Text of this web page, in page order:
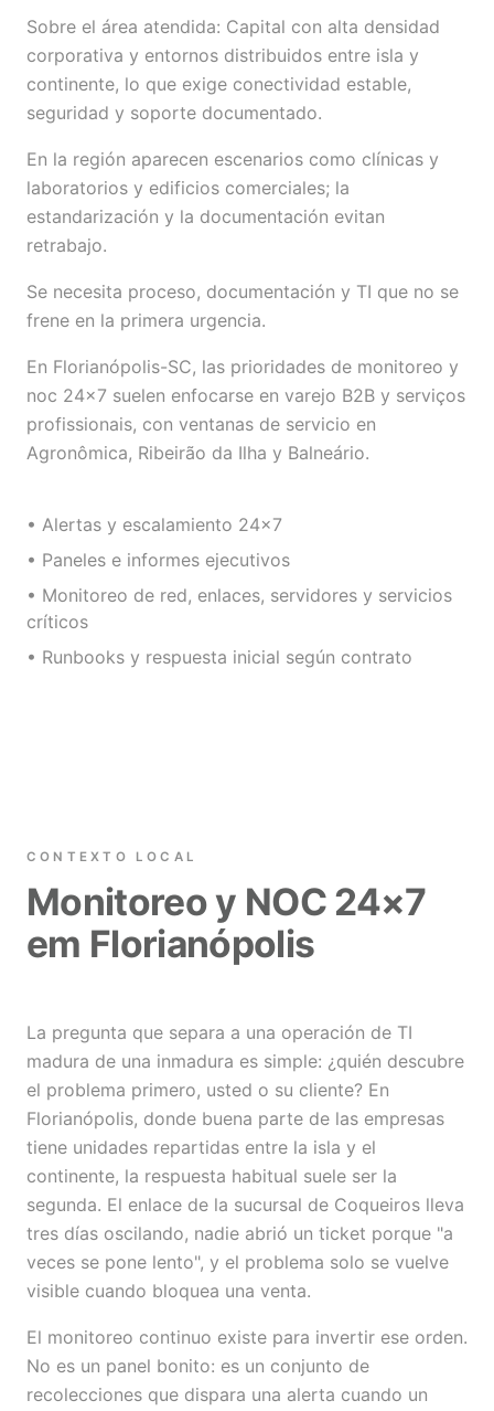
Sobre el área atendida: Capital con alta densidad
corporativa y entornos distribuidos entre isla y
continente, lo que exige conectividad estable,
seguridad y soporte documentado.
En la región aparecen escenarios como clínicas y
laboratorios y edificios comerciales; la
estandarización y la documentación evitan
retrabajo.
Se necesita proceso, documentación y TI que no se
frene en la primera urgencia.
En Florianópolis-SC, las prioridades de monitoreo y
noc 24×7 suelen enfocarse en varejo B2B y serviços
profissionais, con ventanas de servicio en
Agronômica, Ribeirão da Ilha y Balneário.
• Alertas y escalamiento 24×7
• Paneles e informes ejecutivos
• Monitoreo de red, enlaces, servidores y servicios
críticos
• Runbooks y respuesta inicial según contrato
CONTEXTO LOCAL
Monitoreo y NOC 24×7
em Florianópolis
La pregunta que separa a una operación de TI
madura de una inmadura es simple: ¿quién descubre
el problema primero, usted o su cliente? En
Florianópolis, donde buena parte de las empresas
tiene unidades repartidas entre la isla y el
continente, la respuesta habitual suele ser la
segunda. El enlace de la sucursal de Coqueiros lleva
tres días oscilando, nadie abrió un ticket porque "a
veces se pone lento", y el problema solo se vuelve
visible cuando bloquea una venta.
El monitoreo continuo existe para invertir ese orden.
No es un panel bonito: es un conjunto de
recolecciones que dispara una alerta cuando un